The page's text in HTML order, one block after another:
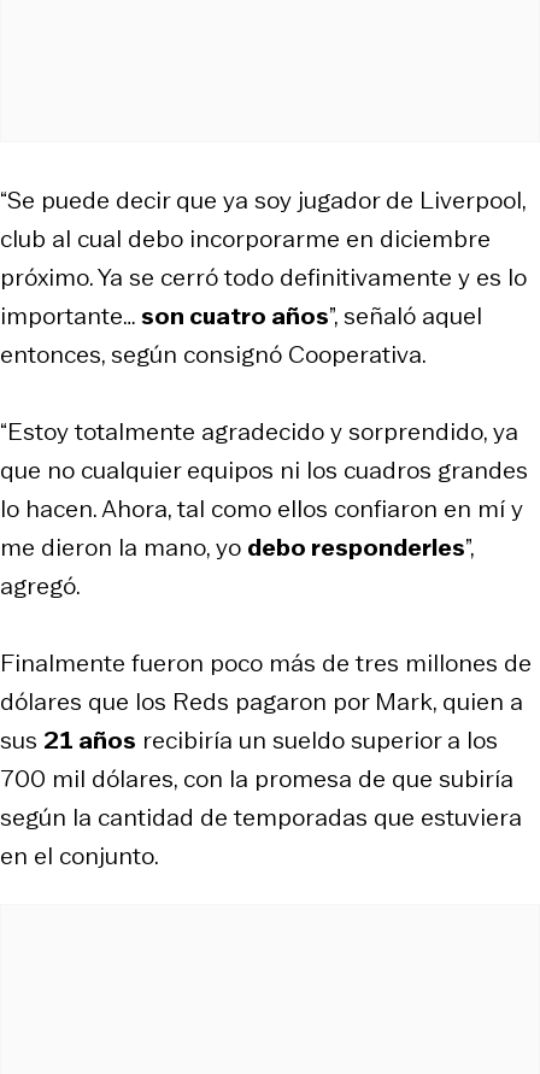
“Se puede decir que ya soy jugador de Liverpool,
club al cual debo incorporarme en diciembre
próximo. Ya se cerró todo definitivamente y es lo
importante…son cuatro años”, señaló aquel
entonces, según consignó Cooperativa.
“Estoy totalmente agradecido y sorprendido, ya
que no cualquier equipos ni los cuadros grandes
lo hacen. Ahora, tal como ellos confiaron en mí y
me dieron la mano, yo debo responderles”,
agregó.
Finalmente fueron poco más de tres millones de
dólares que los Reds pagaron por Mark, quien a
sus 21 años recibiría un sueldo superior a los
700 mil dólares, con la promesa de que subiría
según la cantidad de temporadas que estuviera
en el conjunto.